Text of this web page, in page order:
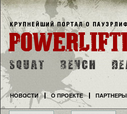
НОВОСТИ О ПРОЕКТЕ ПАРТНЕРЫ